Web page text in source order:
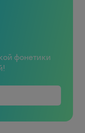
фонетики